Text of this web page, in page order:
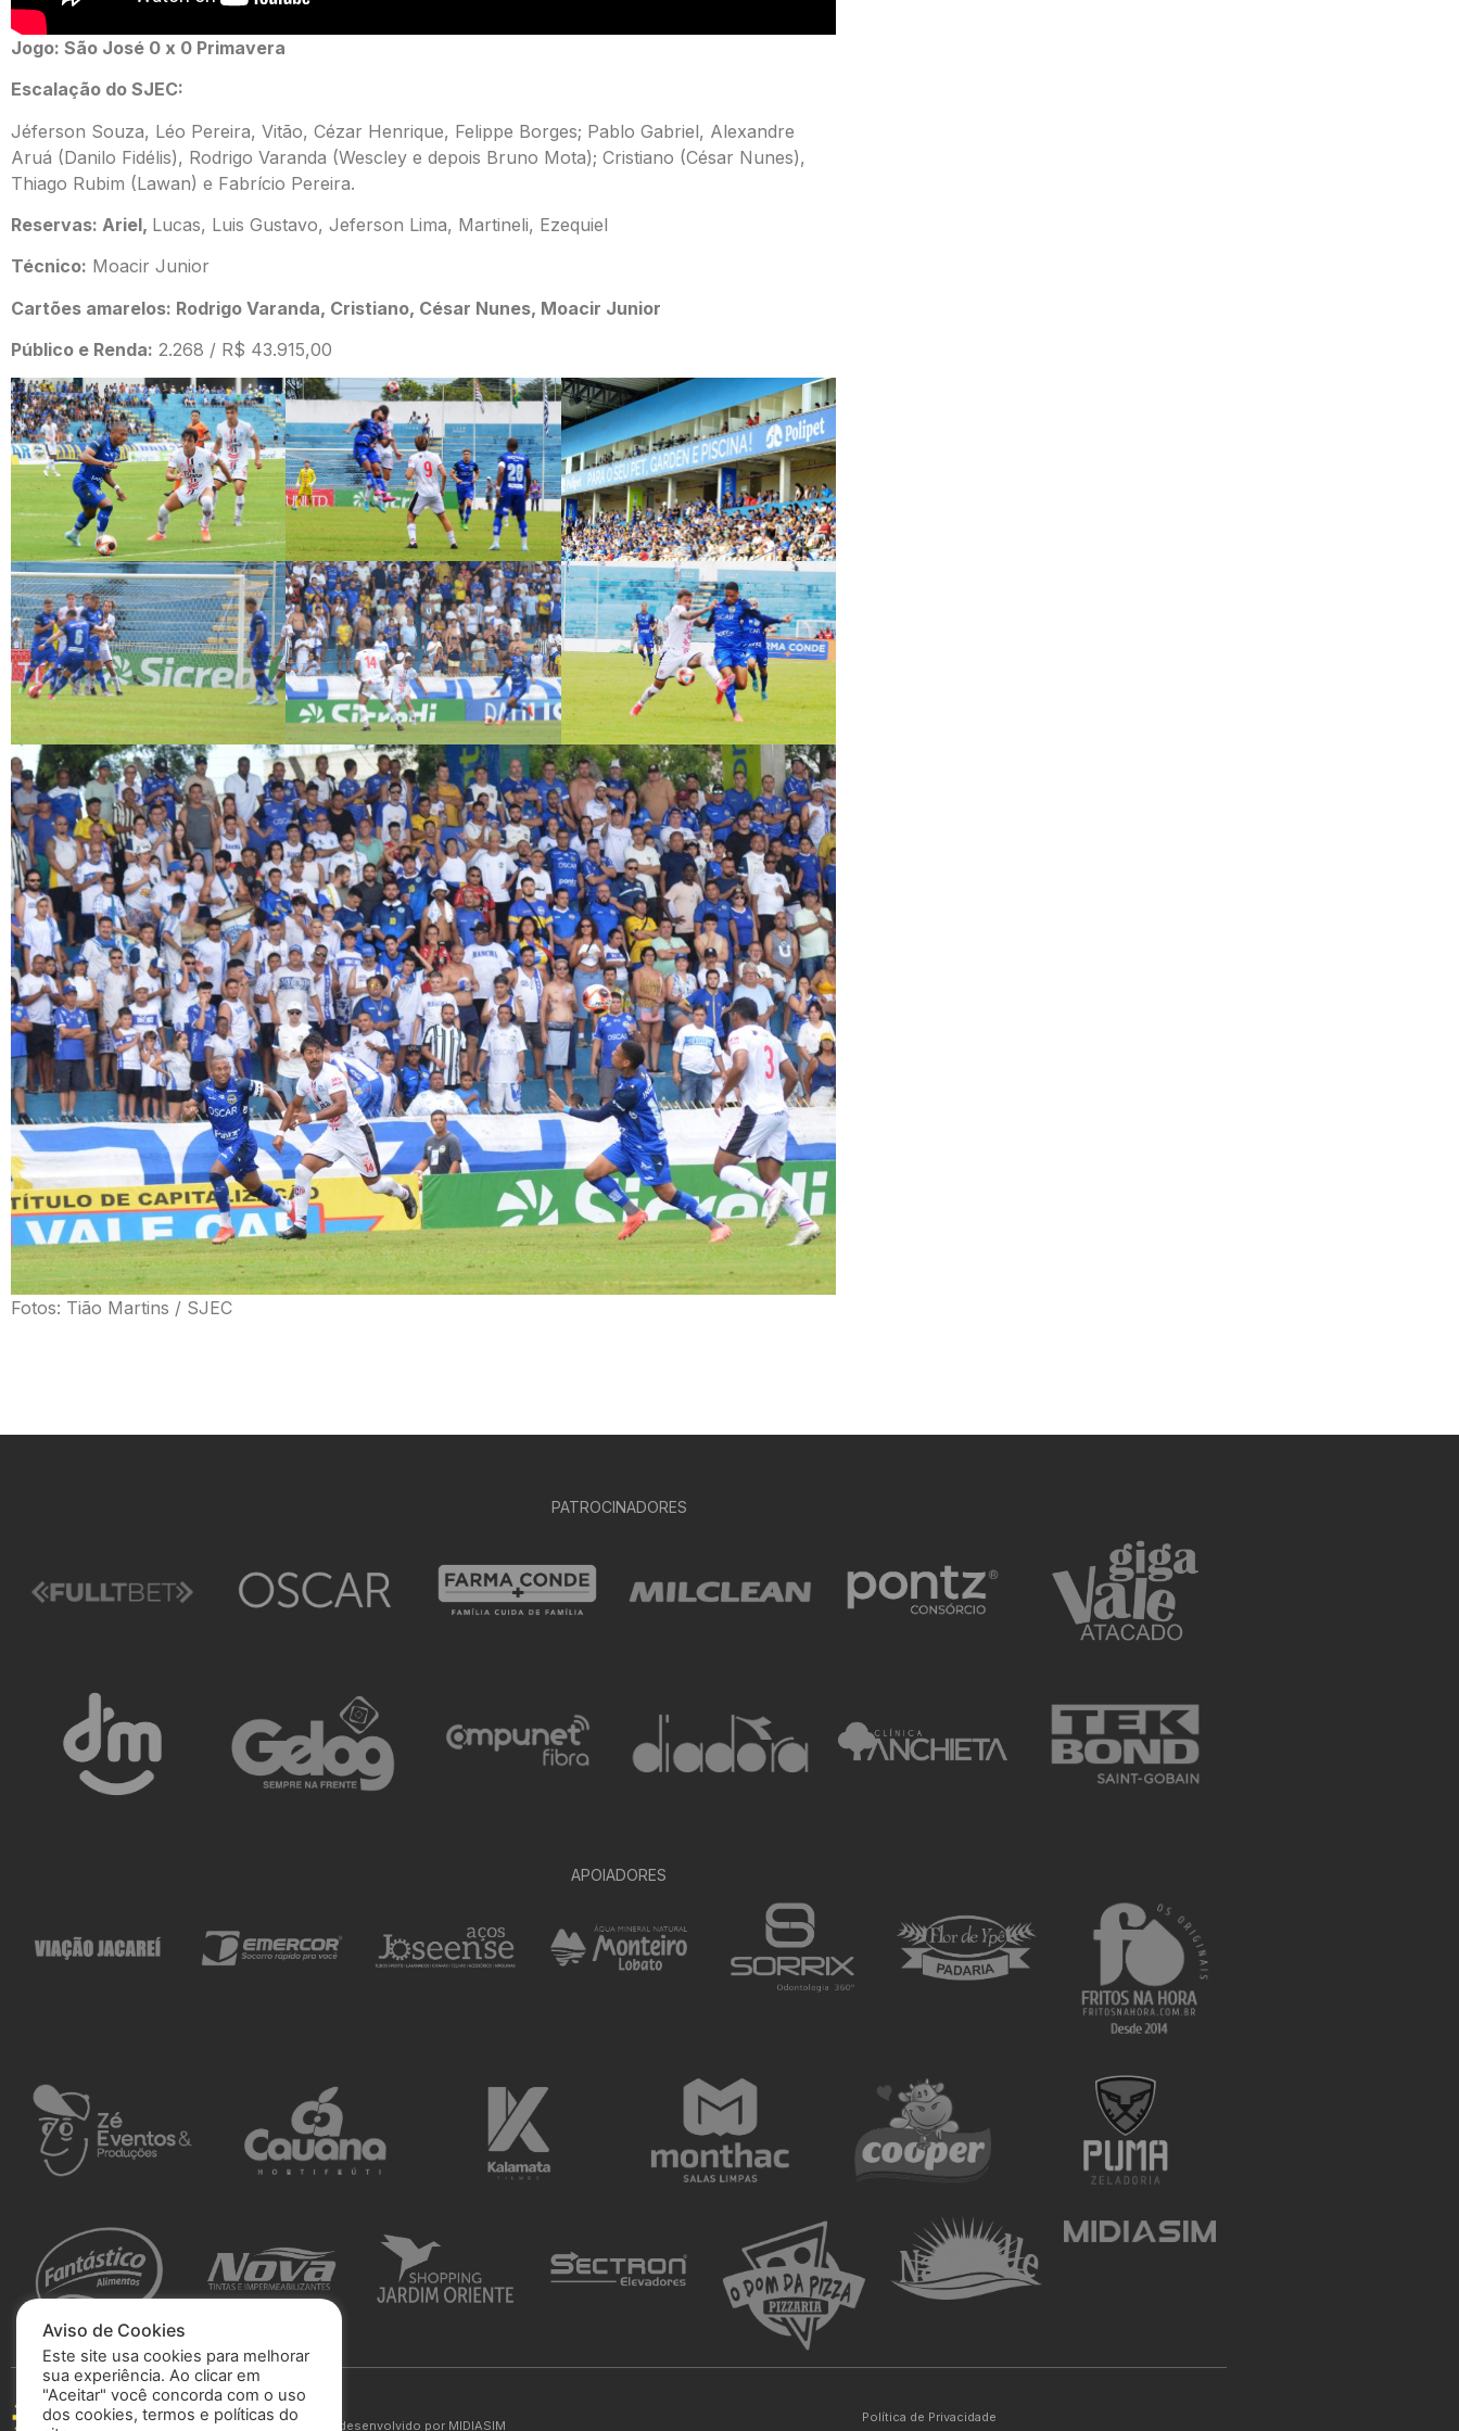
Jogo: São José 0 x 0 Primavera
Escalação do SJEC:
Jéferson Souza, Léo Pereira, Vitão, Cézar Henrique, Felippe Borges; Pablo Gabriel, Alexandre
Aruá (Danilo Fidélis), Rodrigo Varanda (Wescley e depois Bruno Mota); Cristiano (César Nunes),
Thiago Rubim (Lawan) e Fabrício Pereira.
Reservas: Ariel, Lucas, Luis Gustavo, Jeferson Lima, Martineli, Ezequiel
Técnico: Moacir Junior
Cartões amarelos: Rodrigo Varanda, Cristiano, César Nunes, Moacir Junior
Público e Renda: 2.268 / R$ 43.915,00
Fotos: Tião Martins / SJEC
PATROCINADORES
APOIADORES
São José Esporte Clube
© 2025 Todos os direitos reservados. Site desenvolvido por MIDIASIM
Política de Privacidade
Aviso de Cookies
Este site usa cookies para melhorar
sua experiência. Ao clicar em
"Aceitar" você concorda com o uso
dos cookies, termos e políticas do